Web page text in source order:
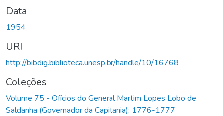
Data
1954
URI
http://bibdig.biblioteca.unesp.br/handle/10/16768
Coleções
Volume 75 - Ofícios do General Martim Lopes Lobo de
Saldanha (Governador da Capitania): 1776-1777